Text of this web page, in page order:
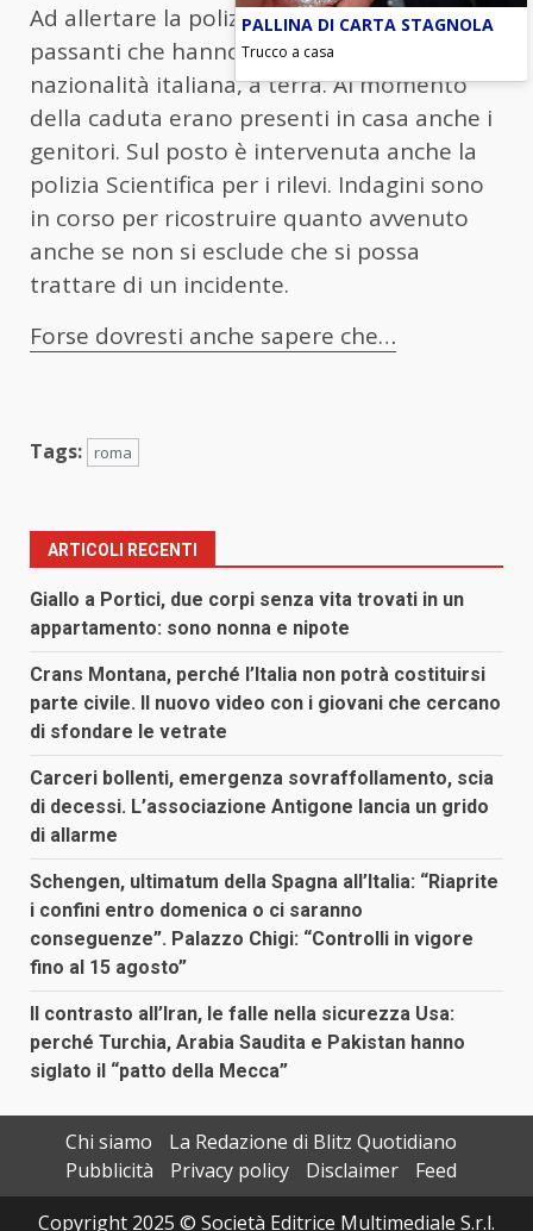
Ad allertare la polizia sono stati alcuni
passanti che hanno visto il piccolo, di
nazionalità italiana, a terra. Al momento
della caduta erano presenti in casa anche i
genitori. Sul posto è intervenuta anche la
polizia Scientifica per i rilevi. Indagini sono
in corso per ricostruire quanto avvenuto
anche se non si esclude che si possa
trattare di un incidente.
Forse dovresti anche sapere che…
Tags: roma
ARTICOLI RECENTI
Giallo a Portici, due corpi senza vita trovati in un
appartamento: sono nonna e nipote
Crans Montana, perché l’Italia non potrà costituirsi
parte civile. Il nuovo video con i giovani che cercano
di sfondare le vetrate
Carceri bollenti, emergenza sovraffollamento, scia
di decessi. L’associazione Antigone lancia un grido
di allarme
Schengen, ultimatum della Spagna all’Italia: “Riaprite
i confini entro domenica o ci saranno
conseguenze”. Palazzo Chigi: “Controlli in vigore
fino al 15 agosto”
Il contrasto all’Iran, le falle nella sicurezza Usa:
perché Turchia, Arabia Saudita e Pakistan hanno
siglato il “patto della Mecca”
Chi siamo
La Redazione di Blitz Quotidiano
Pubblicità
Privacy policy Disclaimer
Feed
Copyright 2025 © Società Editrice Multimediale S.r.l.
PALLINA DI CARTA STAGNOLA
Trucco a casa